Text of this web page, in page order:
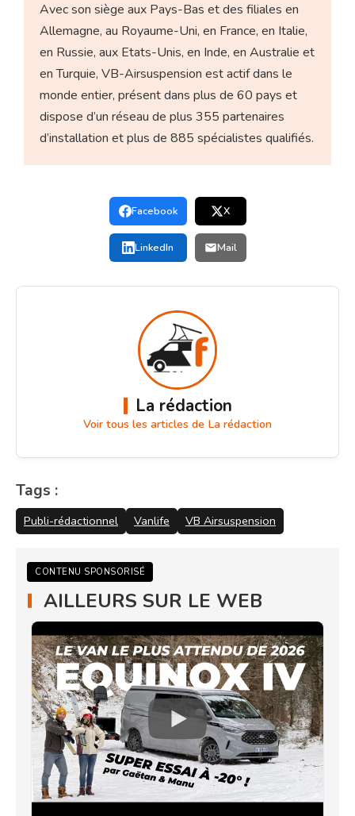
Avec son siège aux Pays-Bas et des filiales en
Allemagne, au Royaume-Uni, en France, en Italie,
en Russie, aux Etats-Unis, en Inde, en Australie et
en Turquie, VB-Airsuspension est actif dans le
monde entier, présent dans plus de 60 pays et
dispose d’un réseau de plus 355 partenaires
d’installation et plus de 885 spécialistes qualifiés.
Facebook X
LinkedIn Mail
La rédaction
Voir tous les articles de La rédaction
Tags :
Publi-rédactionnel Vanlife VB Airsuspension
CONTENU SPONSORISÉ
AILLEURS SUR LE WEB